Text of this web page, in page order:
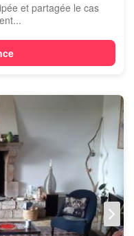
et partagée le cas